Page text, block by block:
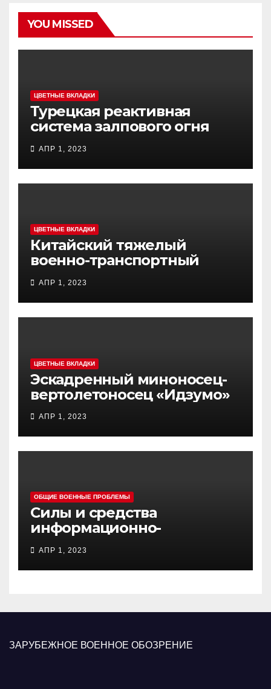
YOU MISSED
ЦВЕТНЫЕ ВКЛАДКИ
Турецкая реактивная
система залпового огня
АПР 1, 2023
ЦВЕТНЫЕ ВКЛАДКИ
Китайский тяжелый
военно-транспортный
(«ЮНЬ-20») «Куньпин»
АПР 1, 2023
ЦВЕТНЫЕ ВКЛАДКИ
Эскадренный миноносец-
вертолетоносец «Идзумо»
АПР 1, 2023
ОБЩИЕ ВОЕННЫЕ ПРОБЛЕМЫ
Силы и средства
информационно-
вооруженных сил Украины
АПР 1, 2023
ЗАРУБЕЖНОЕ ВОЕННОЕ ОБОЗРЕНИЕ